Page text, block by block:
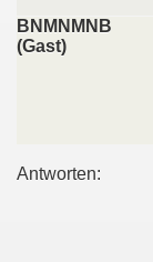
BNMNMNB
(Gast)
Antworten: